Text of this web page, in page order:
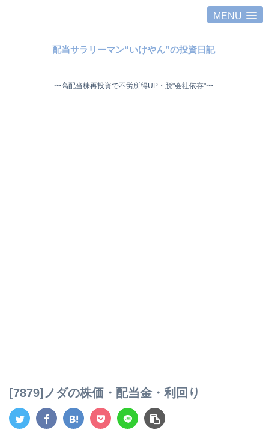
MENU
配当サラリーマン“いけやん”の投資日記 ​
〜高配当株再投資で不労所得UP・脱"会社依存"〜 ​
[7879]ノダの株価・配当金・利回り